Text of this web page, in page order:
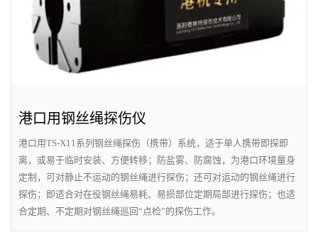
港口用钢丝绳探伤仪
港口用TS-X11系列钢丝绳探伤（携带）系统，适于单人携带即探即
离，或易于临时安装、方便转移；防盐雾、防腐蚀，为港口环境量身
定制，可对静止不运动的钢丝绳进行探伤；还可对运动的钢丝绳进行
探伤；即适合对在役钢丝绳易耗、易损部位定期局部进行探伤；也适
合定期、不定期对钢丝绳巡回“点检”的探伤工作。